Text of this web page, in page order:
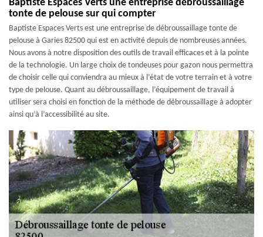
Baptiste Espaces Verts une entreprise débroussaillage
tonte de pelouse sur qui compter
Baptiste Espaces Verts est une entreprise de débroussaillage tonte de
pelouse à Garies 82500 qui est en activité depuis de nombreuses années.
Nous avons à notre disposition des outils de travail efficaces et à la pointe
de la technologie. Un large choix de tondeuses pour gazon nous permettra
de choisir celle qui conviendra au mieux à l’état de votre terrain et à votre
type de pelouse. Quant au débroussaillage, l’équipement de travail à
utiliser sera choisi en fonction de la méthode de débroussaillage à adopter
ainsi qu’à l’accessibilité au site.